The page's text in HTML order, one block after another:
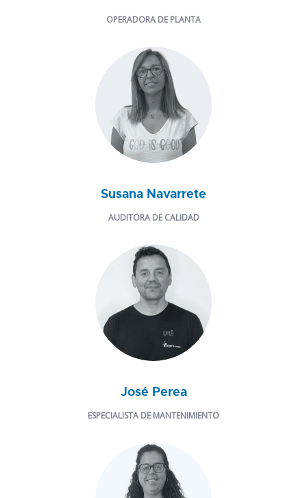
OPERADORA DE PLANTA
Susana Navarrete
AUDITORA DE CALIDAD
José Perea
ESPECIALISTA DE MANTENIMIENTO